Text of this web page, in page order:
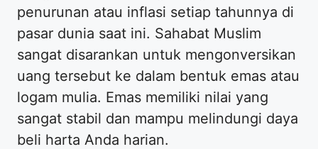
penurunan atau inflasi setiap tahunnya di
pasar dunia saat ini. Sahabat Muslim
sangat disarankan untuk mengonversikan
uang tersebut ke dalam bentuk emas atau
logam mulia. Emas memiliki nilai yang
sangat stabil dan mampu melindungi daya
beli harta Anda harian.